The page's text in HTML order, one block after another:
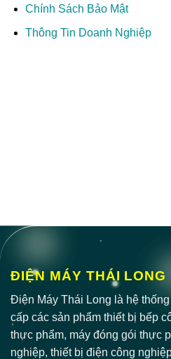
Chính Sách Bảo Mật
Thông Tin Doanh Nghiệp
ĐIỆN MÁY THÁI LONG
Điện Máy Thái Long là hệ
cấp các sản phẩm thiết bị bếp
thực phẩm, máy đóng gói thực
nghiệp, thiết bị điện công